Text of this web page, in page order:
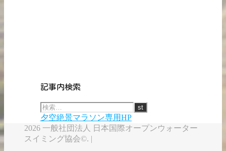
記事内検索
夕空絶景マラソン専用HP
2026 一般社団法人 日本国際オープンウォーター
スイミング協会©. |